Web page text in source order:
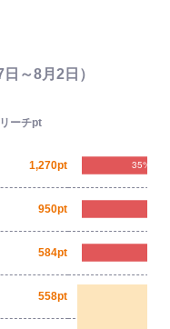
～8月2日）
リーチpt
1,270pt
950pt
584pt
558pt